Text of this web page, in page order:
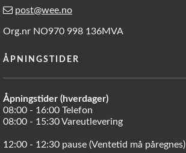
post@wee.no
Org.nr NO970 998 136MVA
ÅPNINGSTIDER
Åpningstider (hverdager)
08:00 - 16:00 Telefon
08:00 - 15:30 Vareutlevering
12:00 - 12:30 pause (Ventetid må påregnes)